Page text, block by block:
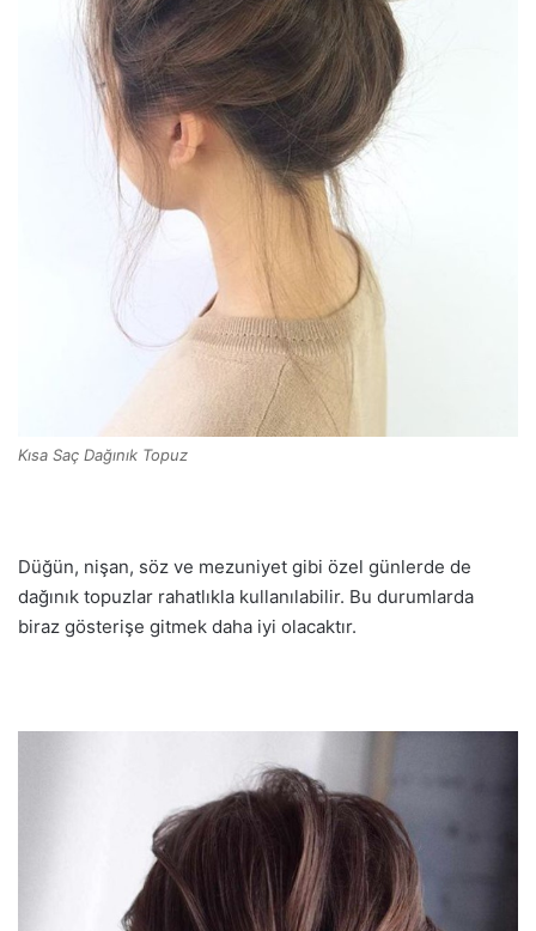
Kısa Saç Dağınık Topuz
Düğün, nişan, söz ve mezuniyet gibi özel günlerde de
dağınık topuzlar rahatlıkla kullanılabilir. Bu durumlarda
biraz gösterişe gitmek daha iyi olacaktır.